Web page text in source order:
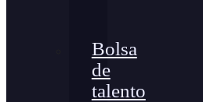
Bolsa
de
talento